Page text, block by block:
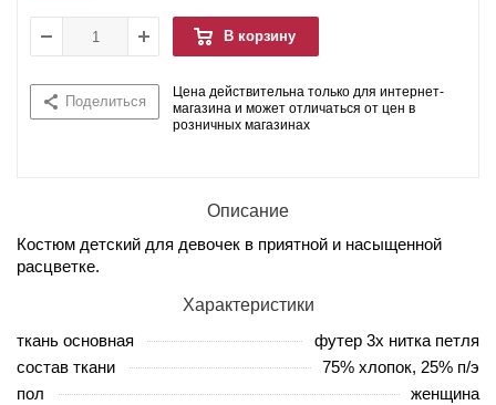
В корзину
Поделиться
Цена действительна только для интернет-
магазина и может отличаться от цен в
розничных магазинах
Описание
Костюм детский для девочек в приятной и насыщенной
расцветке.
Характеристики
ткань основная
футер 3х нитка петля
состав ткани
75% хлопок, 25% п/э
пол
женщина